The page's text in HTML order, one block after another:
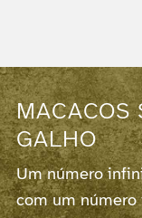
MACACOS
GALHO
Um número
com um